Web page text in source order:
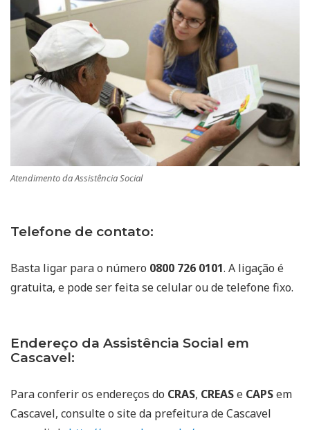
Atendimento da Assistência Social
Telefone de contato:
Basta ligar para o número 0800 726 0101. A ligação é
gratuita, e pode ser feita se celular ou de telefone fixo.
Endereço da Assistência Social em
Cascavel:
Para conferir os endereços do CRAS, CREASe CAPSem
Cascavel, consulte o site da prefeitura de Cascavel